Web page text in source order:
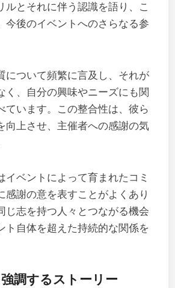
ルとそれに伴う認識を語り、こ
今後のイベントへのさらなる参
について頻繁に言及し、それが
く、自分の興味やニーズにも関
ています。この整合性は、彼ら
向上させ、主催者への感謝の気
イベントによって育まれたコミ
感謝の意を表すことがよくあり
じ志を持つ人々とつながる機会
ト自体を超えた持続的な関係を
調するストーリー